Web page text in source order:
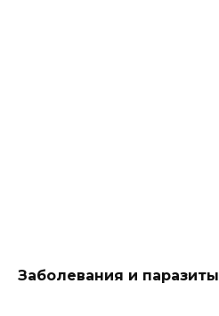
Заболевания и паразиты